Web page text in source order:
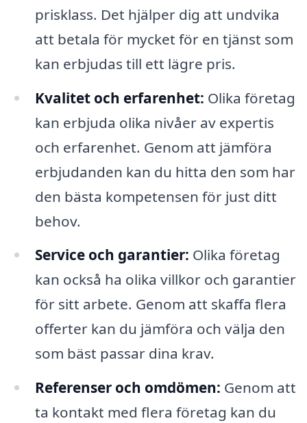
prisklass. Det hjälper dig att undvika
att betala för mycket för en tjänst som
kan erbjudas till ett lägre pris.
Kvalitet och erfarenhet: Olika företag
kan erbjuda olika nivåer av expertis
och erfarenhet. Genom att jämföra
erbjudanden kan du hitta den som har
den bästa kompetensen för just ditt
behov.
Service och garantier: Olika företag
kan också ha olika villkor och garantier
för sitt arbete. Genom att skaffa flera
offerter kan du jämföra och välja den
som bäst passar dina krav.
Referenser och omdömen: Genom att
ta kontakt med flera företag kan du